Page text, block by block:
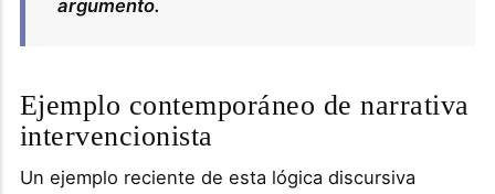
argumento.
Ejemplo contemporáneo de narrativa
intervencionista
Un ejemplo reciente de esta lógica discursiva